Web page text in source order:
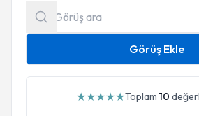
Görüş Ekle
★★★★★Toplam 10